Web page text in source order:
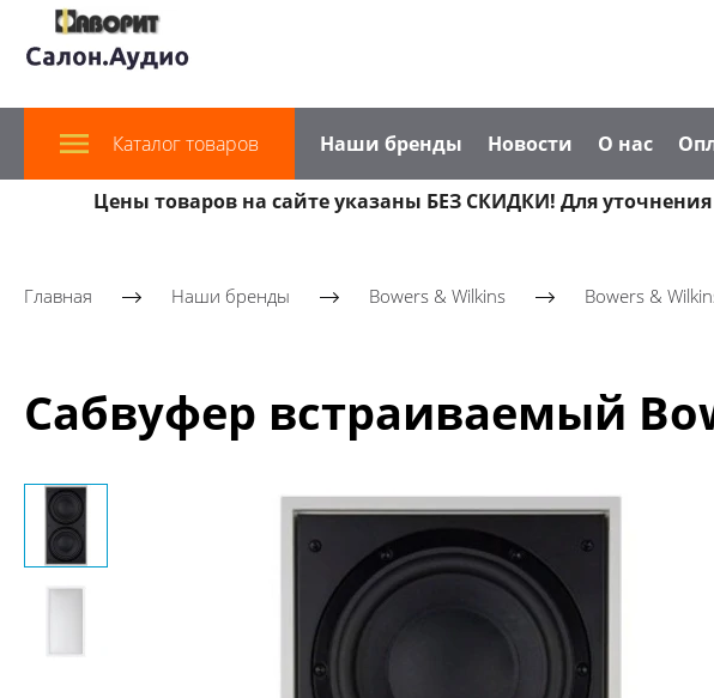
Каталог товаров Наши бренды Новости О нас
Цены товаров на сайте указаны БЕЗ СКИДКИ! Для
Главная Наши бренды Bowers & Wilkins Bowers &
Сабвуфер встраиваемый